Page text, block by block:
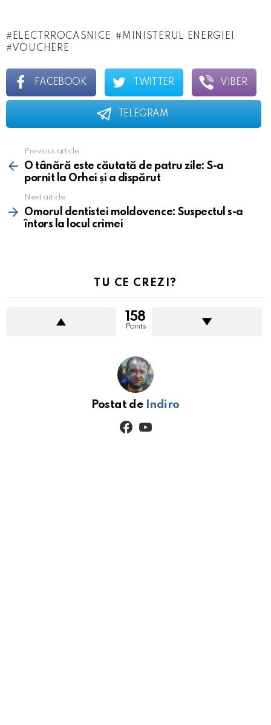
ELECTRROCASNICE
MINISTERUL ENERGIEI
VOUCHERE
FACEBOOK TWITTER VIBER
TELEGRAM
more
Previous article
O tânără este căutată de patru zile: S-a
pornit la Orhei și a dispărut
Next article
Omorul dentistei moldovence: Suspectul s-a
întors la locul crimei
TU CE CREZI?
158
Points
Postat de Indiro